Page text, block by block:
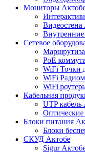
Мониторы
Видеостена
Сетевое
PoE
WiFi Точки
WiFi
WiFi
Кабельная
UTP кабель
Оптические
Блоки питания
Блоки
СКУД Актобе
Sigur